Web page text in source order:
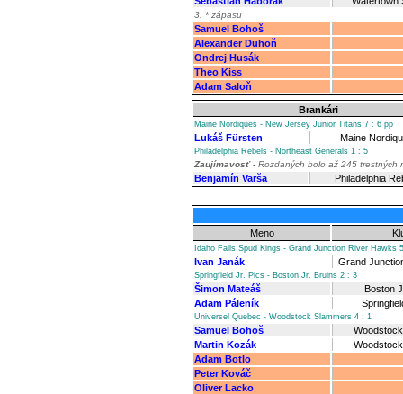
3. * zápasu
Samuel Bohoš
Alexander Duhoň
Ondrej Husák
Theo Kiss
Adam Saloň
Brankári
Maine Nordiques - New Jersey Junior Titans 7 : 6 pp
Lukáš Fürsten Maine
Philadelphia Rebels - Northeast Generals 1 : 5
Zaujímavosť - Rozdaných bolo až 245 trestných
Benjamín Varša Philadelphia
Meno
Idaho Falls Spud Kings - Grand Junction River Hawks
Ivan Janák Grand
Springfield Jr. Pics - Boston Jr. Bruins 2 : 3
Šimon Mateáš
Boston
Adam Páleník
Universel Quebec - Woodstock Slammers 4 : 1
Samuel Bohoš
Martin Kozák
Adam Botlo
Peter Kováč
Oliver Lacko